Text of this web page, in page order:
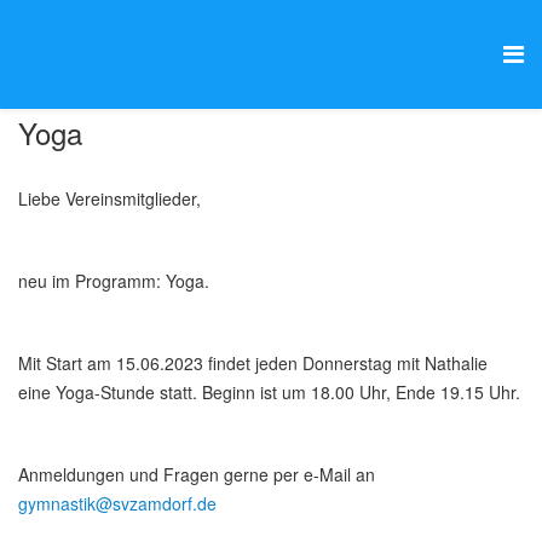
Yoga
Liebe Vereinsmitglieder,
neu im Programm: Yoga.
Mit Start am 15.06.2023 findet jeden Donnerstag mit Nathalie
eine Yoga-Stunde statt. Beginn ist um 18.00 Uhr, Ende 19.15 Uhr.
Anmeldungen und Fragen gerne per e-Mail an
gymnastik@svzamdorf.de